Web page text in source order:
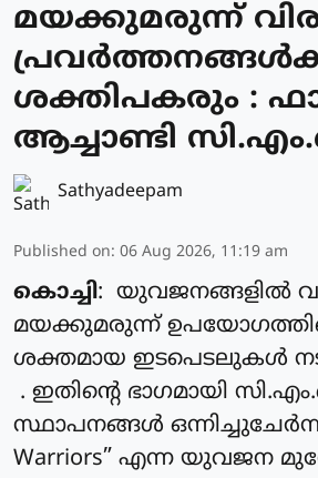
മയക്കുമരുന്ന്
ശക്തിപകരും :
ആച്ചാണ്ടി
Sathyadeepam
Published on: 06 Aug 2026, 11:19 am
കൊച്ചി: യുവജനങ്ങളിൽ
മയക്കുമരുന്ന്
ശക്തമായ ഇടപെടലുകൾ
. ഇതിന്റെ ഭാഗമായി
സ്ഥാപനങ്ങൾ ഒന്നിച്ചുചേർന്ന്
Warriors” എന്ന യുവജന